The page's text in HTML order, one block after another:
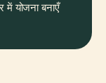
में योजना बनाएँ